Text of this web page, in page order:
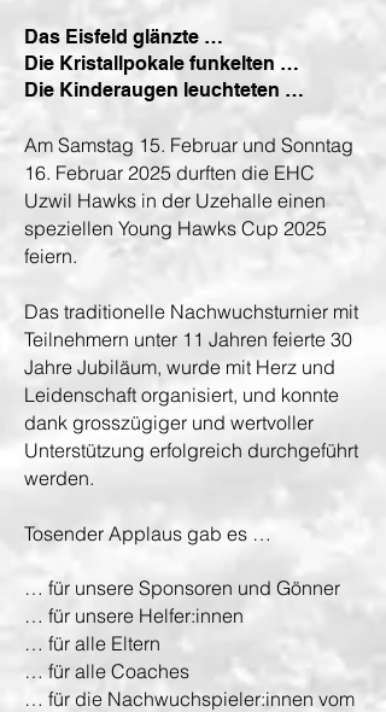
Das Eisfeld glänzte …
Die Kristallpokale funkelten …
Die Kinderaugen leuchteten …
Am Samstag 15. Februar und Sonntag
16. Februar 2025 durften die EHC
Uzwil Hawks in der Uzehalle einen
speziellen Young Hawks Cup 2025
feiern.
Das traditionelle Nachwuchsturnier mit
Teilnehmern unter 11 Jahren feierte 30
Jahre Jubiläum, wurde mit Herz und
Leidenschaft organisiert, und konnte
dank grosszügiger und wertvoller
Unterstützung erfolgreich durchgeführt
werden.
Tosender Applaus gab es …
… für unsere Sponsoren und Gönner
… für unsere Helfer:innen
… für alle Eltern
… für alle Coaches
… für die Nachwuchspieler:innen vom